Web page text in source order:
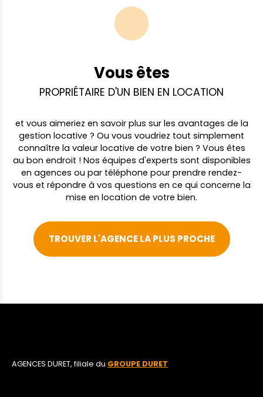
Vous êtes
PROPRIÉTAIRE D'UN BIEN EN LOCATION
et vous aimeriez en savoir plus sur les avantages de la
gestion locative ? Ou vous voudriez tout simplement
connaître la valeur locative de votre bien ? Vous êtes
au bon endroit ! Nos équipes d'experts sont disponibles
en agences ou par téléphone pour prendre rendez-
vous et répondre à vos questions en ce qui concerne la
mise en location de votre bien.
TROUVER L'AGENCE LA PLUS PROCHE
AGENCES DURET, filiale du GROUPE DURET